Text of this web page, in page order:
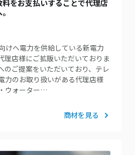
料をお支払いすることで代理店
けへ電力を供給している新電力
理店様にご拡販いただいておりま
のご提案をいただいており、テレ
力のお取り扱いがある代理店様
ウォーター…
商材を見る